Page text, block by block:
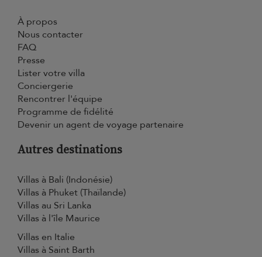
À propos
Nous contacter
FAQ
Presse
Lister votre villa
Conciergerie
Rencontrer l'équipe
Programme de fidélité
Devenir un agent de voyage partenaire
Autres destinations
Villas à Bali (Indonésie)
Villas à Phuket (Thaïlande)
Villas au Sri Lanka
Villas à l'île Maurice
Villas en Italie
Villas à Saint Barth